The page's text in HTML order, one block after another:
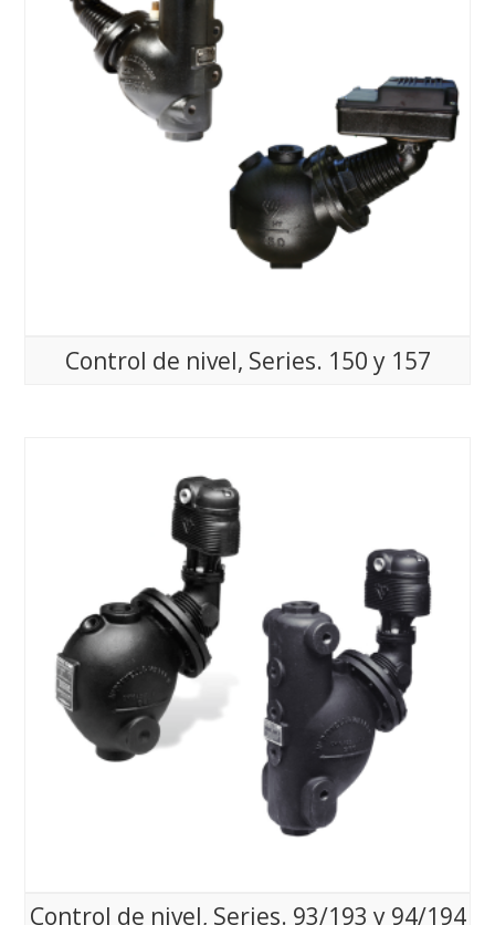
Control de nivel, Series. 150 y 157
Control de nivel, Series. 93/193 y 94/194